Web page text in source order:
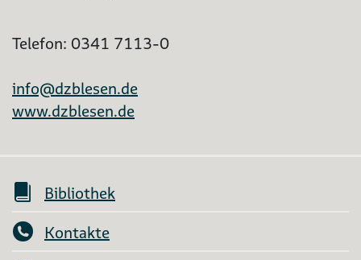
Telefon: 0341 7113-0
info@dzblesen.de
www.dzblesen.de
Bibliothek
Kontakte